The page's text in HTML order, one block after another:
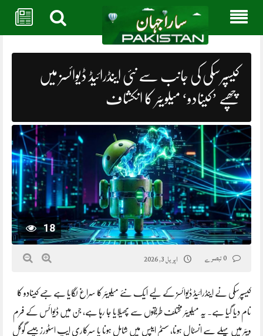
کیسپرسکی کی جانب سے نئی اینڈرائیڈ ڈیوائسز میں
چھپے ’کینادو‘ میلویئر کا انکشاف
18
اپریل 3, 2026
کیسپرسکی نے اینڈرائیڈ ڈیوائسز کے لیے ایک نئے میلویئر کا سراغ لگایا ہے جسے کینادو کا
نام دیا گیا ہے۔ یہ میلویئر مختلف طریقوں سے پھیلایا جا رہا ہے، جن میں ڈیوائس کے فرم
ویئر میں پہلے سے انسٹال ہونا، سسٹم ایپس میں شامل ہونا یا سرکاری ایپ اسٹورز جیسے گوگل